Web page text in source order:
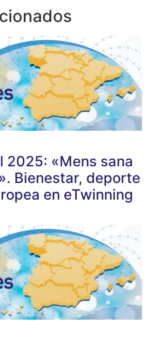
2025: «Mens sana
Bienestar, deporte
en eTwinning